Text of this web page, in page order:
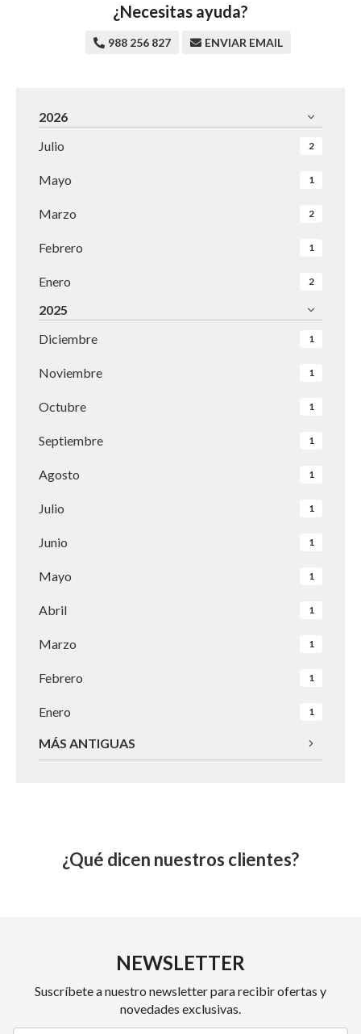
¿Necesitas ayuda?
988 256 827 ENVIAR EMAIL
2026
Julio
2
Mayo 1
Marzo 2
Febrero 1
Enero 2
2025
Diciembre
1
Noviembre 1
Octubre 1
Septiembre 1
Agosto 1
Julio 1
Junio 1
Mayo 1
Abril 1
Marzo 1
Febrero 1
Enero 1
MÁS ANTIGUAS
¿Qué dicen nuestros clientes?
NEWSLETTER
Suscríbete a nuestro newsletter para recibir ofertas y
novedades exclusivas.